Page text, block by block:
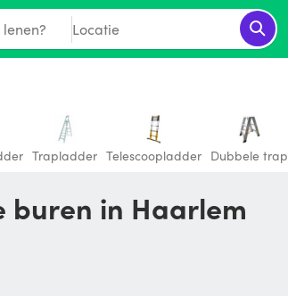
Locatie
Trapladder Telescoopladder Dubbele trap
buren in Haarlem